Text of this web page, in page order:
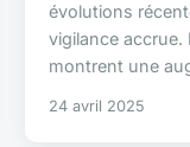
évolutions
vigilance
montrent une
24 avril 2025